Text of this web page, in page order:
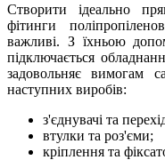
Створити ідеально
фітинги
важливі. З їхньою
підключається
задовольняє вимогам
наступних виробів:
з'єднувачі та
втулки та роз'єми;
кріплення та